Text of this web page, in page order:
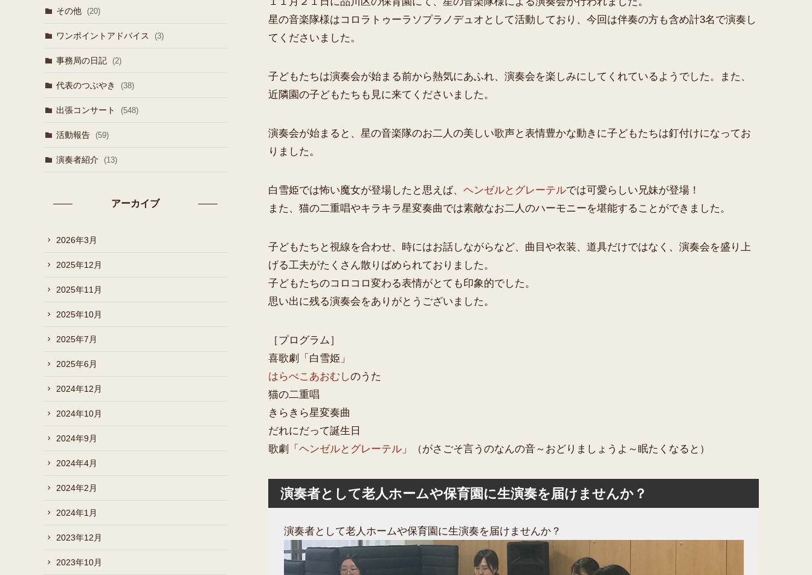
星の音楽隊様はコロラトゥーラソプラノデュオとして活動しており、今回は伴奏の方も含め計3名で演奏し
てくださいました。
子どもたちは演奏会が始まる前から熱気にあふれ、演奏会を楽しみにしてくれているようでした。また、
近隣園の子どもたちも見に来てくださいました。
演奏会が始まると、星の音楽隊のお二人の美しい歌声と表情豊かな動きに子どもたちは釘付けになってお
りました。
白雪姫では怖い魔女が登場したと思えば、 ヘンゼルとグレーテルでは可愛らしい兄妹が登場！
また、猫の二重唱やキラキラ星変奏曲では素敵なお二人のハーモニーを堪能することができました。
子どもたちと視線を合わせ、時にはお話しながらなど、曲目や衣装、道具だけではなく、演奏会を盛り上
げる工夫がたくさん散りばめられておりました。
子どもたちのコロコロ変わる表情がとても印象的でした。
思い出に残る演奏会をありがとうございました。
［プログラム］
喜歌劇「白雪姫」
はらぺこあおむしのうた
猫の二重唱
きらきら星変奏曲
だれにだって誕生日
歌劇「 ヘンゼルとグレーテル 」（がさごそ言うのなんの音～おどりましょうよ～眠たくなると）
演奏者として老人ホームや保育園に生演奏を届けませんか？
演奏者として老人ホームや保育園に生演奏を届けませんか？
その他 (20)
ワンポイントアドバイス (3)
事務局の日記 (2)
代表のつぶやき (38)
出張コンサート (548)
活動報告 (59)
演奏者紹介 (13)
アーカイブ
2026年3月
2025年12月
2025年11月
2025年10月
2025年7月
2025年6月
2024年12月
2024年10月
2024年9月
2024年4月
2024年2月
2024年1月
2023年12月
2023年10月